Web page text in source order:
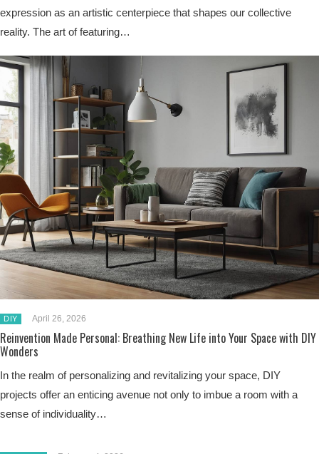
expression as an artistic centerpiece that shapes our collective
reality. The art of featuring…
DIY April 26, 2026
Reinvention Made Personal: Breathing New Life into Your Space with DIY
Wonders
In the realm of personalizing and revitalizing your space, DIY
projects offer an enticing avenue not only to imbue a room with a
sense of individuality…